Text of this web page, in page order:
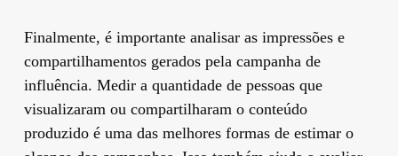
Finalmente, é importante analisar as impressões e
compartilhamentos gerados pela campanha de
influência. Medir a quantidade de pessoas que
visualizaram ou compartilharam o conteúdo
produzido é uma das melhores formas de estimar o